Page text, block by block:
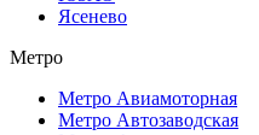
Ясенево
Метро
Метро Авиамоторная
Метро Автозаводская